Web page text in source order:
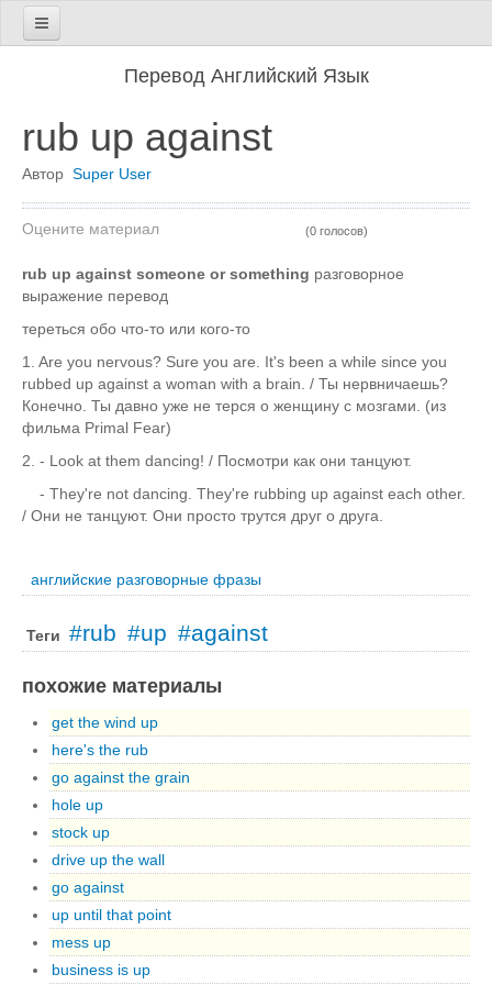
Перевод Английский Язык
На английском
На русском
Поиск по сайту
Блог
rub up against
Автор Super User
Оцените материал (0 голосов)
rub up against someone or something разговорное
выражение перевод
тереться обо что-то или кого-то
1. Are you nervous? Sure you are. It's been a while since you
rubbed up against a woman with a brain. / Ты нервничаешь?
Конечно. Ты давно уже не терся о женщину с мозгами. (из
фильма Primal Fear)
2. - Look at them dancing! / Посмотри как они танцуют.
- They're not dancing. They're rubbing up against each other.
/ Они не танцуют. Они просто трутся друг о друга.
английские разговорные фразы
Теги #rub #up #against
похожие материалы
get the wind up
here's the rub
go against the grain
hole up
stock up
drive up the wall
go against
up until that point
mess up
business is up